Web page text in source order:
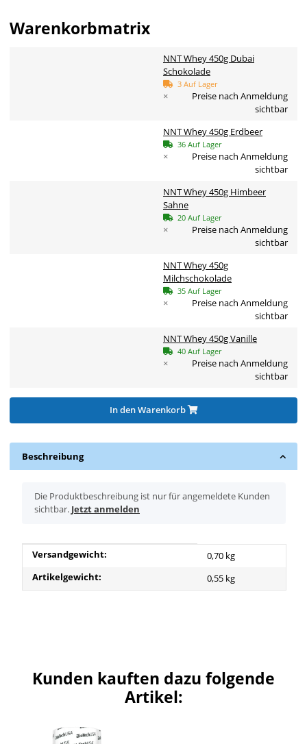
Warenkorbmatrix
NNT Whey 450g Dubai
Schokolade
3 Auf Lager
×
Preise nach Anmeldung
sichtbar
NNT Whey 450g Erdbeer
36 Auf Lager
×
Preise nach Anmeldung
sichtbar
NNT Whey 450g Himbeer
Sahne
20 Auf Lager
×
Preise nach Anmeldung
sichtbar
NNT Whey 450g
Milchschokolade
35 Auf Lager
×
Preise nach Anmeldung
sichtbar
NNT Whey 450g Vanille
40 Auf Lager
×
Preise nach Anmeldung
sichtbar
In den Warenkorb
Beschreibung
x
Die Produktbeschreibung ist nur für angemeldete Kunden
sichtbar. Jetzt anmelden
Produkteigenschaft
Wert
Versandgewicht:
0,70 kg
Artikelgewicht:
0,55 kg
Kunden kauften dazu folgende
Artikel: